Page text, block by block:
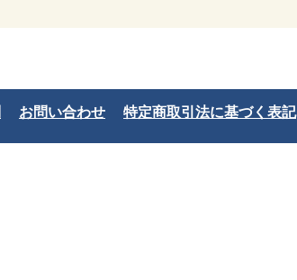
お問い合わせ 特定商取引法に基づく表記